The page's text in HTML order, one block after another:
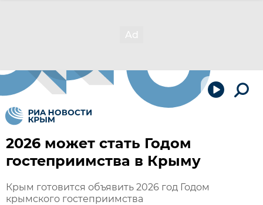
2026 может стать Годом
гостеприимства в Крыму
Крым готовится объявить 2026 год Годом
крымского гостеприимства